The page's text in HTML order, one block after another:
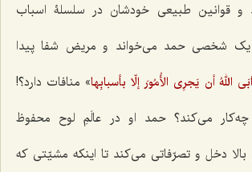
و قوانین طبیعی خودشان در سلسلۀ اسباب
شخصی حمد می‌خواند و مریض شفا پیدا
اَبَی اللهُ أن یَجرِی الأُمُورَ إلّا بأسبابِها» منافات دارد؟!
می‌کند؟ حمد او در عالَمِ لوح محفوظ
بالا دخل و تصرّفاتی می‌کند تا اینکه مشیّتی که